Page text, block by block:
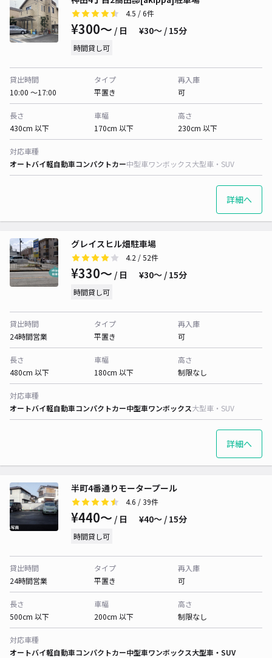
4.5 / 6件
¥300〜 / 日 ¥30〜 / 15分
時間貸し可
貸出時間
10:00 〜17:00
タイプ
平置き
再入庫
可
長さ
430cm 以下
車幅
170cm 以下
高さ
230cm 以下
対応車種
オートバイ軽自動車コンパクトカー中型車ワンボックス大型車・SUV
詳細へ
グレイスヒル畑駐車場
4.2 / 52件
¥330〜 / 日 ¥30〜 / 15分
時間貸し可
貸出時間
24時間営業
タイプ
平置き
再入庫
可
長さ
480cm 以下
車幅
180cm 以下
高さ
制限なし
対応車種
オートバイ軽自動車コンパクトカー中型車ワンボックス大型車・SUV
詳細へ
半町4番通りモータープール
4.6 / 39件
¥440〜 / 日 ¥40〜 / 15分
時間貸し可
貸出時間
24時間営業
タイプ
平置き
再入庫
可
長さ
500cm 以下
車幅
200cm 以下
高さ
制限なし
対応車種
オートバイ軽自動車コンパクトカー中型車ワンボックス大型車・SUV